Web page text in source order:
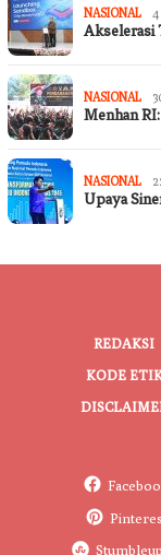
NASIONAL 4
Akselerasi
NASIONAL
Menhan
NASIONAL
Upaya
REDAKSI
KODE